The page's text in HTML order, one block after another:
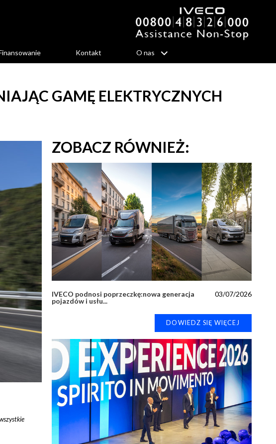
Kontakt O nas
GAMĘ ELEKTRYCZNYCH
ZOBACZ RÓWNIEŻ:
03/07/2026
IVECO podnosi poprzeczkę:nowa generacja
pojazdów i usłu...
DOWIEDZ SIĘ WIĘCEJ